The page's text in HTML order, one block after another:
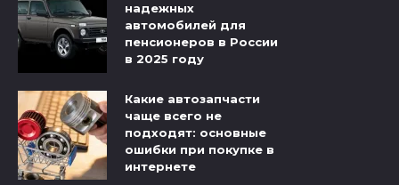
надежных
автомобилей для
пенсионеров в России
в 2025 году
Какие автозапчасти
чаще всего не
подходят: основные
ошибки при покупке в
интернете